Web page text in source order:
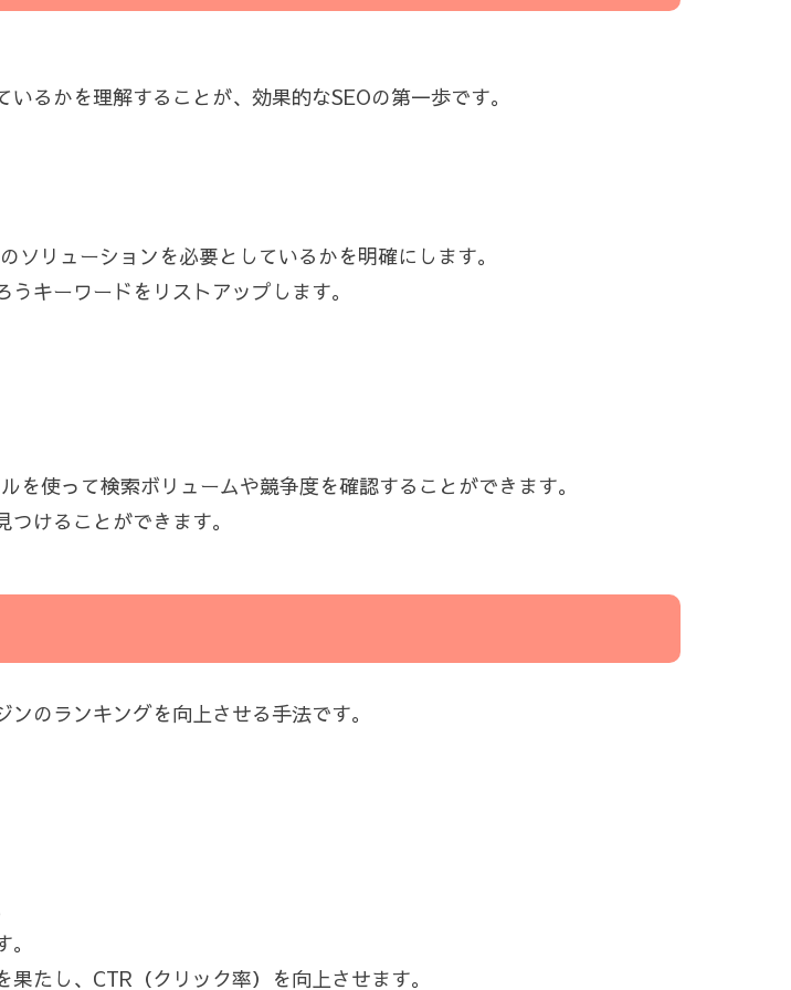
るかを理解することが、効果的なSEOの第一歩です。
リューションを必要としているかを明確にします。
キーワードをリストアップします。
使って検索ボリュームや競争度を確認することができます。
けることができます。
のランキングを向上させる手法です。
たし、CTR（クリック率）を向上させます。